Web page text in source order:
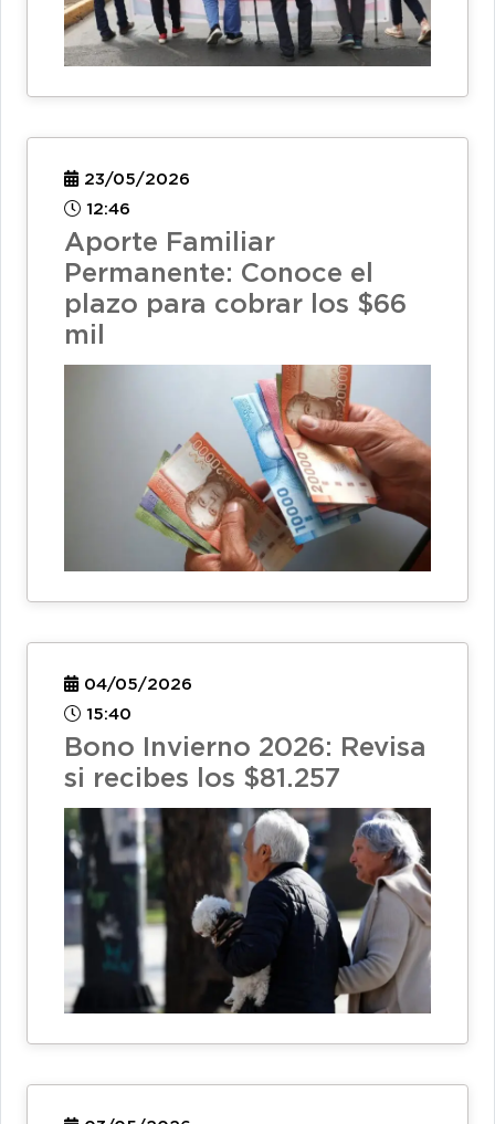
23/05/2026
12:46
Aporte Familiar
Permanente: Conoce el
plazo para cobrar los $66
mil
04/05/2026
15:40
Bono Invierno 2026: Revisa
si recibes los $81.257